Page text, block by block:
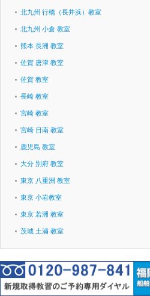
北九州 行橋（長井浜）教室
北九州 小倉 教室
熊本 長洲 教室
佐賀 唐津 教室
佐賀 教室
長崎 教室
宮崎 教室
宮崎 日南 教室
鹿児島 教室
大分 別府 教室
東京 八重洲 教室
東京 小岩教室
東京 若洲 教室
茨城 土浦 教室